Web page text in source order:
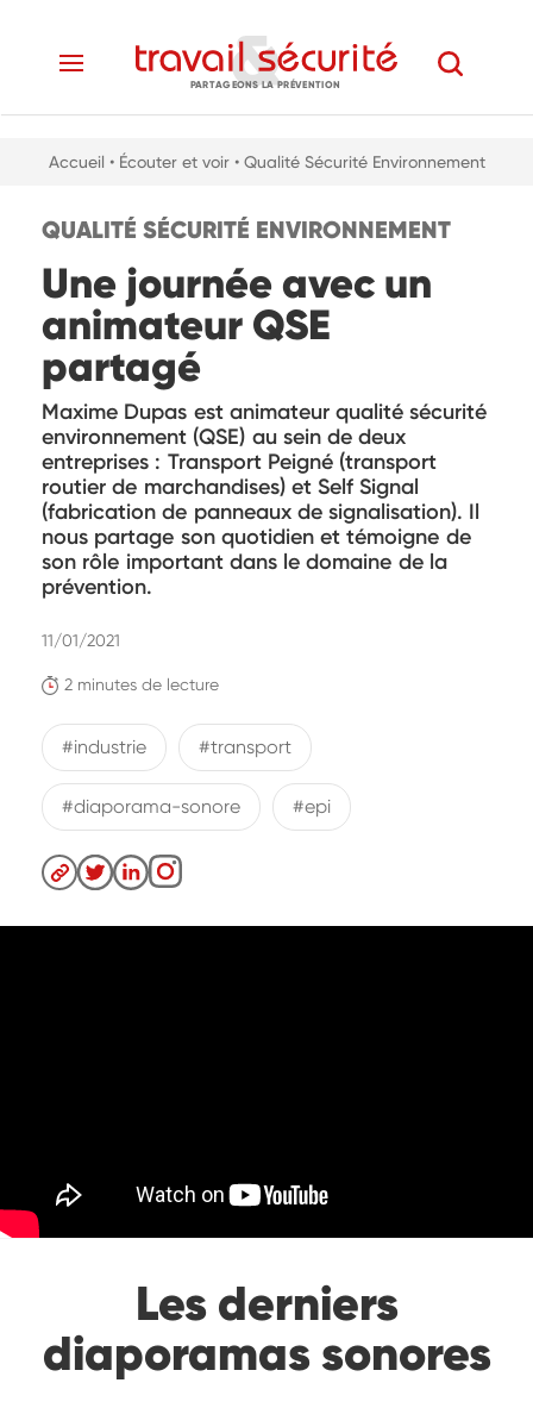
PARTAGEONS LA PRÉVENTION
Accueil • Écouter et voir • Qualité Sécurité Environnement
QUALITÉ SÉCURITÉ ENVIRONNEMENT
Une journée avec un
animateur QSE
partagé
Maxime Dupas est animateur qualité sécurité
environnement (QSE) au sein de deux
entreprises : Transport Peigné (transport
routier de marchandises) et Self Signal
(fabrication de panneaux de signalisation). Il
nous partage son quotidien et témoigne de
son rôle important dans le domaine de la
prévention.
2 minutes de lecture
11/01/2021
#industrie #transport
#diaporama-sonore #epi
Les derniers
diaporamas sonores